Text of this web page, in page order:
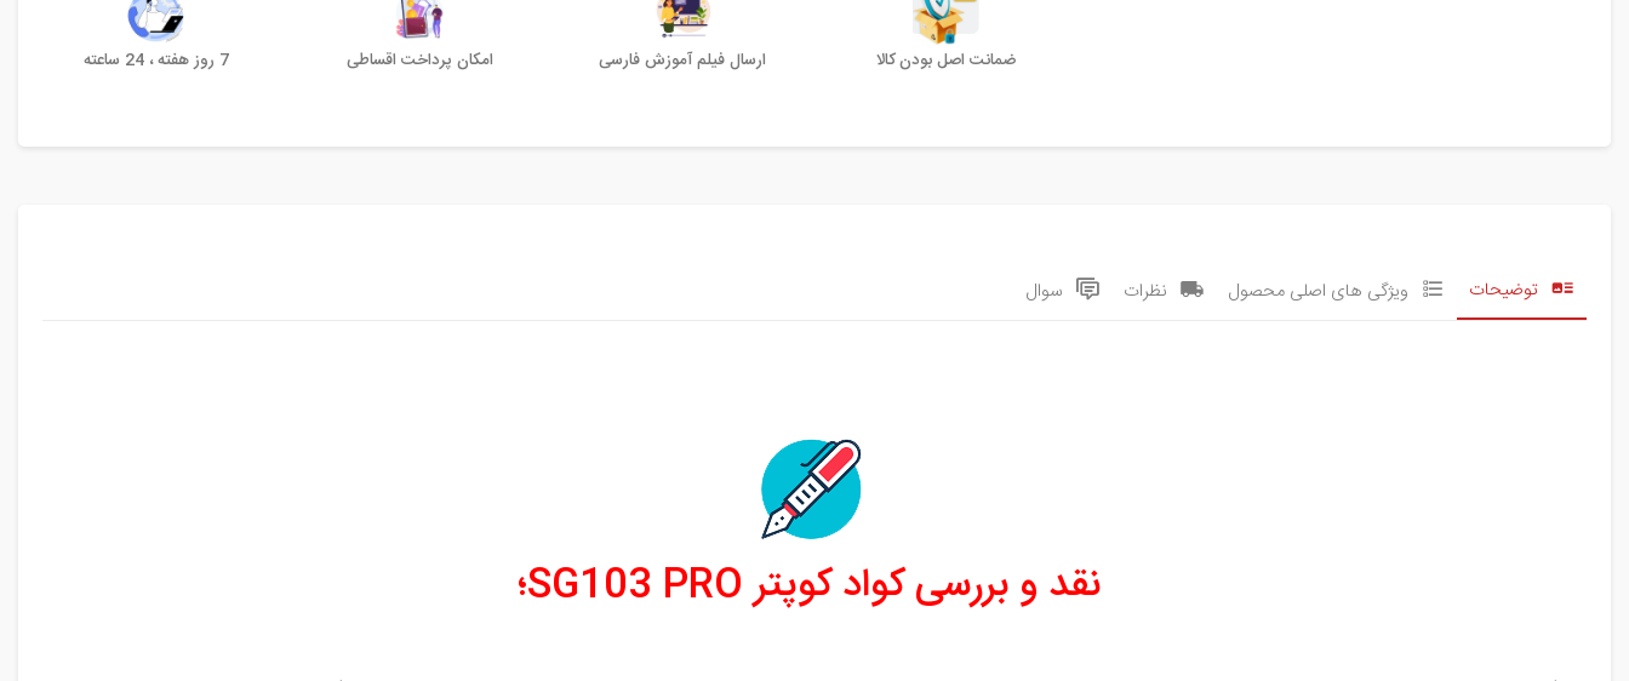
ضمانت اصل بودن کالا ارسال فیلم آموزش فارسی امکان پرداخت اقساطی 7 روز هفته ، 24 ساعته
توضیحات ویژگی های اصلی محصول نظرات سوال
نقد و بررسی کواد کوپتر SG103 PRO ؛